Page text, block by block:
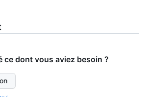
ce dont vous aviez besoin ?